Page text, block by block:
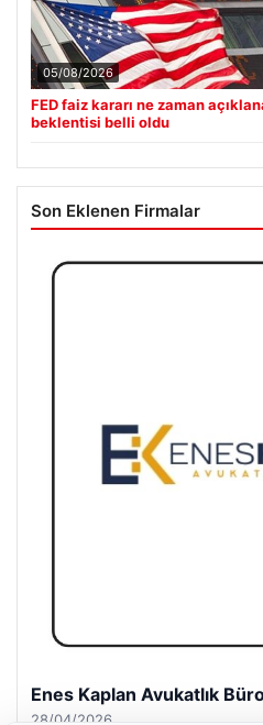
05/08/2026
FED faiz kararı ne zaman
beklentisi belli oldu
Son Eklenen Firmalar
Enes Kaplan Avukatlık
28/04/2026